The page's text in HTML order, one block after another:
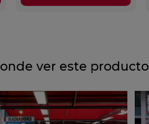
ver este producto